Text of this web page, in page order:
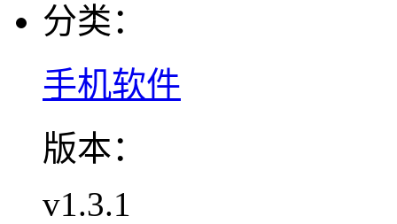
分类：
手机软件
版本：
v1.3.1